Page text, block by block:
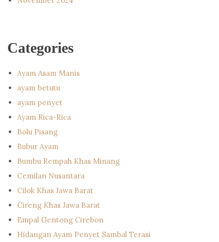
Categories
Ayam Asam Manis
ayam betutu
ayam penyet
Ayam Rica-Rica
Bolu Pisang
Bubur Ayam
Bumbu Rempah Khas Minang
Cemilan Nusantara
Cilok Khas Jawa Barat
Cireng Khas Jawa Barat
Empal Gentong Cirebon
Hidangan Ayam Penyet Sambal Terasi